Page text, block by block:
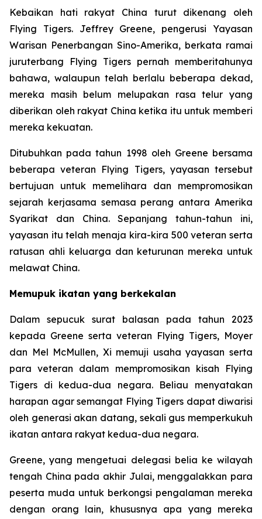
Kebaikan hati rakyat China turut dikenang oleh
Flying Tigers. Jeffrey Greene, pengerusi Yayasan
Warisan Penerbangan Sino-Amerika, berkata ramai
juruterbang Flying Tigers pernah memberitahunya
bahawa, walaupun telah berlalu beberapa dekad,
mereka masih belum melupakan rasa telur yang
diberikan oleh rakyat China ketika itu untuk memberi
mereka kekuatan.
Ditubuhkan pada tahun 1998 oleh Greene bersama
beberapa veteran Flying Tigers, yayasan tersebut
bertujuan untuk memelihara dan mempromosikan
sejarah kerjasama semasa perang antara Amerika
Syarikat dan China. Sepanjang tahun-tahun ini,
yayasan itu telah menaja kira-kira 500 veteran serta
ratusan ahli keluarga dan keturunan mereka untuk
melawat China.
Memupuk ikatan yang berkekalan
Dalam sepucuk surat balasan pada tahun 2023
kepada Greene serta veteran Flying Tigers, Moyer
dan Mel McMullen, Xi memuji usaha yayasan serta
para veteran dalam mempromosikan kisah Flying
Tigers di kedua-dua negara. Beliau menyatakan
harapan agar semangat Flying Tigers dapat diwarisi
oleh generasi akan datang, sekali gus memperkukuh
ikatan antara rakyat kedua-dua negara.
Greene, yang mengetuai delegasi belia ke wilayah
tengah China pada akhir Julai, menggalakkan para
peserta muda untuk berkongsi pengalaman mereka
dengan orang lain, khususnya apa yang mereka